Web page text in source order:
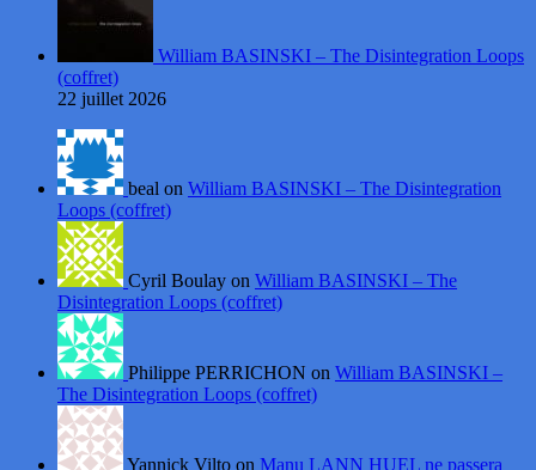
William BASINSKI – The Disintegration Loops
(coffret)
22 juillet 2026
beal on William BASINSKI – The Disintegration
Loops (coffret)
Cyril Boulay on William BASINSKI – The
Disintegration Loops (coffret)
Philippe PERRICHON on William BASINSKI –
The Disintegration Loops (coffret)
Yannick Vilto on Manu LANN HUEL ne passera